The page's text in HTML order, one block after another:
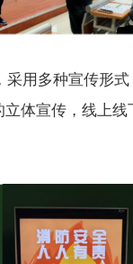
用多种宣传形
体宣传，线上